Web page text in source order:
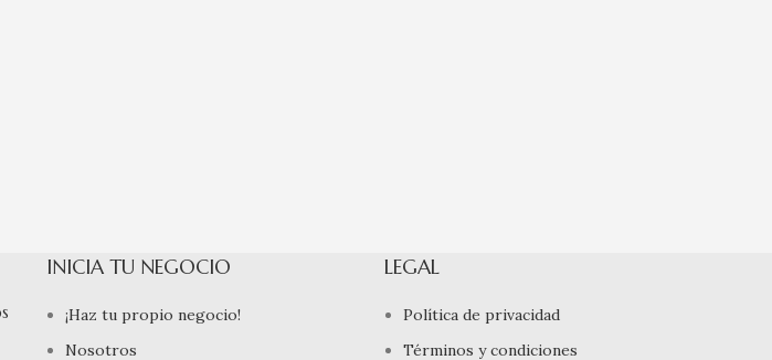
INICIA TU NEGOCIO
¡Haz tu propio negocio!
Nosotros
LEGAL
Política de privacidad
Términos y condiciones